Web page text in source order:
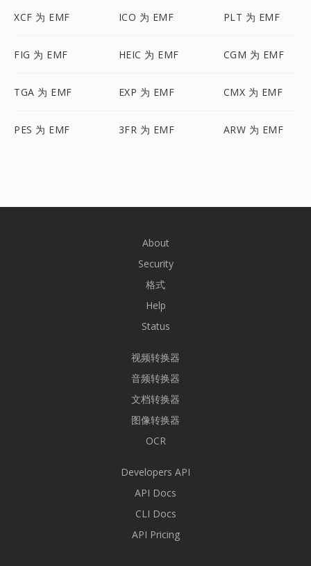
XCF 为 EMF ICO 为 EMF PLT 为 EMF
FIG 为 EMF HEIC 为 EMF CGM 为 EMF
TGA 为 EMF EXP 为 EMF CMX 为 EMF
PES 为 EMF 3FR 为 EMF ARW 为 EMF
About
Security
格式
Help
Status
视频转换器
音频转换器
文档转换器
图像转换器
OCR
Developers API
API Docs
CLI Docs
API Pricing